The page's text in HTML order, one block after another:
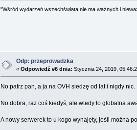
"Wśród wydarzeń wszechświata nie ma ważnych i
Odp: przeprowadzka
« Odpowiedź #6 dnia: Stycznia 24, 2019,
No patrz pan, a ja na OVH siedzę od lat i nigdy nic.
No dobra, raz coś kiedyś, ale wtedy to globalna
A nowy serwerek to u kogo wynajęty, jeśli można